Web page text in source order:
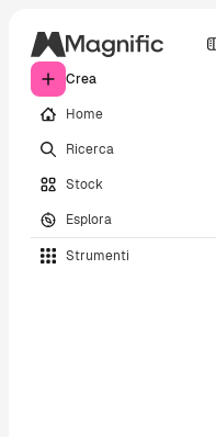
Crea
Home
Ricerca
Stock
Esplora
Strumenti